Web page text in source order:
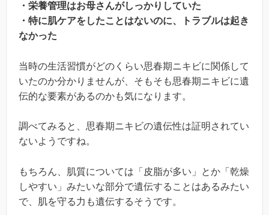
・栄養管理はお母さんがしっかりしていた
・特に肌ケアをしたことはないのに、トラブルは起き
なかった
当時の生活習慣がどのくらい思春期ニキビに関係して
いたのか分かりませんが、そもそも思春期ニキビに遺
伝的な要素があるのかも気になります。
調べてみると、思春期ニキビの遺伝性は証明されてい
ないようですね。
もちろん、肌質については「皮脂が多い」とか「乾燥
しやすい」みたいな部分で遺伝することはあるみたい
で、肌を守る力も遺伝するそうです。